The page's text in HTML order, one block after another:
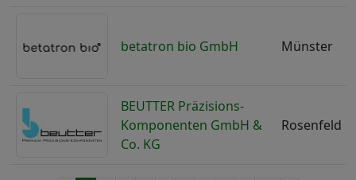
betatron bio GmbH Münster
BEUTTER Präzisions-
Komponenten GmbH &
Co. KG
Rosenfeld